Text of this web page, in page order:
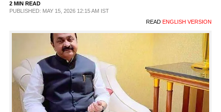
PHOTOS
SPIRITUAL
INFO+
2 MIN READ
PUBLISHED: MAY 15, 2026 12:15 AM IST
READ ENGLISH VERSION